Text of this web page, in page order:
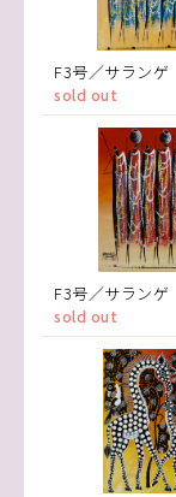
F3号／サランゲ
sold out
F3号／サランゲ
sold out